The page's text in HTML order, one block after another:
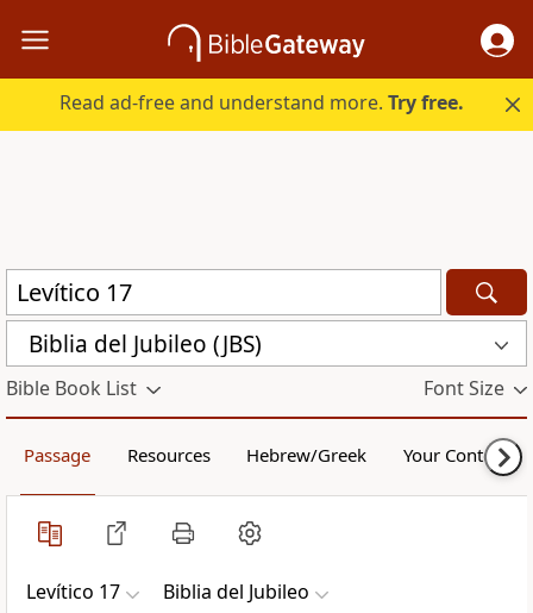
Read ad-free and understand more.Try free.
Biblia del Jubileo (JBS)
Bible Book List Font Size
Passage Resources Hebrew/Greek Your Content
Levítico 17 Biblia del Jubileo